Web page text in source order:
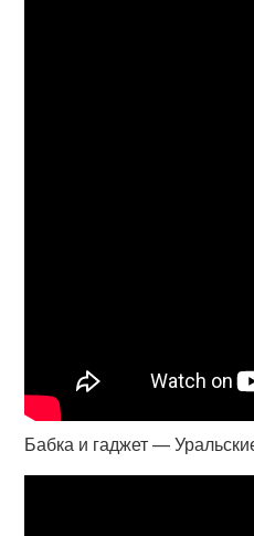
Бабка и гаджет —